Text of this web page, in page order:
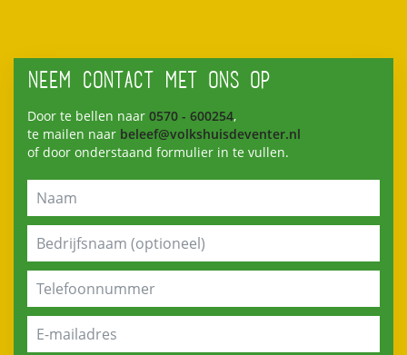
NEEM CONTACT MET ONS OP
Door te bellen naar 0570 - 600254,
te mailen naar beleef@volkshuisdeventer.nl
of door onderstaand formulier in te vullen.